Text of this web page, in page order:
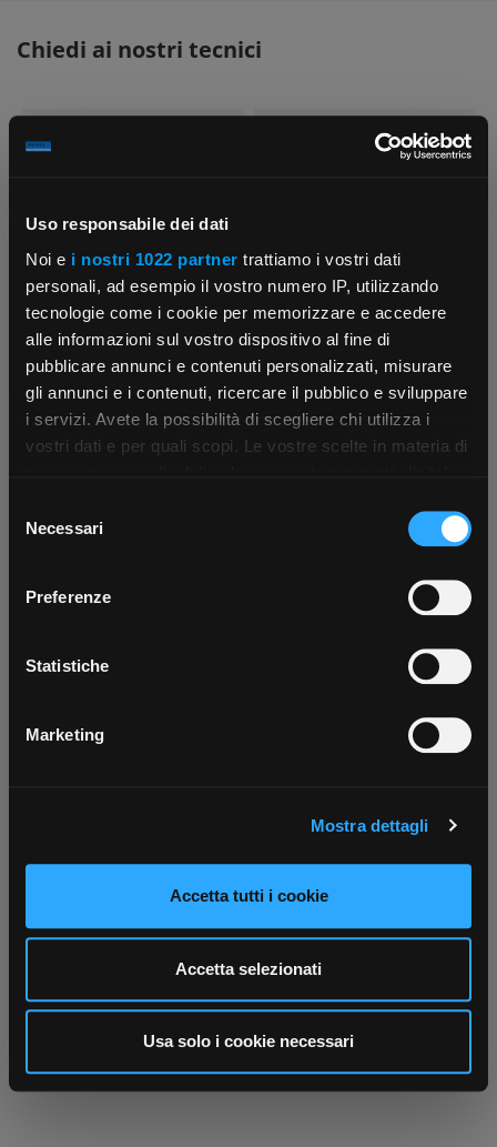
Uso responsabile dei dati
Noi e i nostri 1022 partner trattiamo i vostri dati
personali, ad esempio il vostro numero IP, utilizzando
tecnologie come i cookie per memorizzare e accedere
alle informazioni sul vostro dispositivo al fine di
pubblicare annunci e contenuti personalizzati, misurare
gli annunci e i contenuti, ricercare il pubblico e sviluppare
i servizi. Avete la possibilità di scegliere chi utilizza i
vostri dati e per quali scopi. Le vostre scelte in materia di
modificare o revocare il proprio consenso in qualsiasi
momento dalla Dichiarazione sui cookie o facendo clic
raccogliere informazioni sulla tua posizione
geografica, con un'approssimazione di qualche
Identificare il tuo dispositivo, scansionandolo
Approfondisci come vengono elaborati i tuoi dati personali
dalla Dichiarazione sui cookie.
Utilizziamo i cookie per personalizzare contenuti ed
analizzare il nostro traffico. Condividiamo inoltre
informazioni sul modo in cui utilizza il nostro sito con i
nostri partner che si occupano di analisi dei dati web,
pubblicità e social media, i quali potrebbero combinarle
delNecessari
Preferenze
Statistiche
Marketing
Mostra dettagli
Accetta tutti i cookie
Accetta selezionati
Usa solo i cookie necessari
×
App Rexel Italia
tutti i servizi ovunque tu sia!
Scarica ora
Chiedi ai nostri tecnici
Parla con il customer care dedicato Ti affiancheremo passo dopo passo
Parla con il tuo customer care
Negozi di materiale elettrico vicino a